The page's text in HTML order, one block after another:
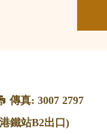
傳真: 3007 2797
鐵站B2出口)